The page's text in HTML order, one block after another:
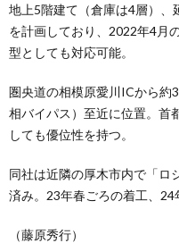
地上5階建て（倉庫は4層）
を計画しており、2022年4月
型としても対応可能。
圏央道の相模原愛川ICから約
相バイパス）至近に位置。首
しても優位性を持つ。
同社は近隣の厚木市内で「
済み。23年春ごろの着工、24
（藤原秀行）